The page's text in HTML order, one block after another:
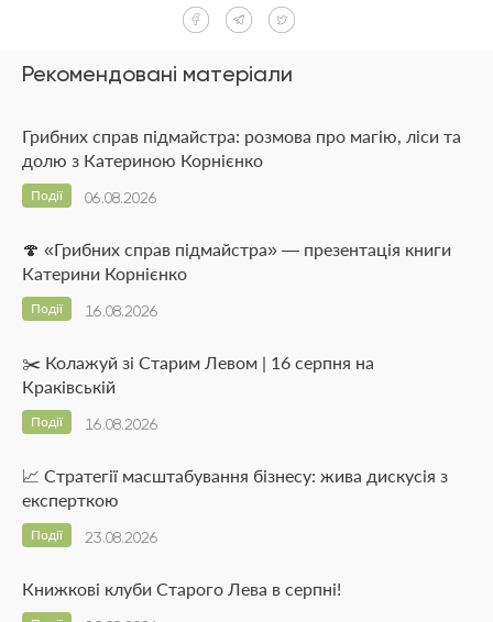
Рекомендовані матеріали
Грибних справ підмайстра: розмова про магію, ліси та
долю з Катериною Корнієнко
06.08.2026
Події
🍄 «Грибних справ підмайстра» — презентація книги
Катерини Корнієнко
16.08.2026
Події
✂️ Колажуй зі Старим Левом | 16 серпня на
Краківській
16.08.2026
Події
📈 Стратегії масштабування бізнесу: жива дискусія з
експерткою
23.08.2026
Події
Книжкові клуби Старого Лева в серпні!